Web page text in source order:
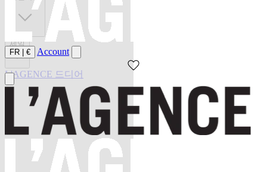
FR € Account
세일
L'AGENCE 드디어